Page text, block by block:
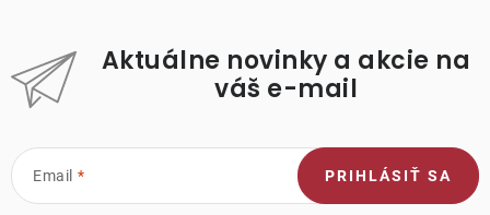
Aktuálne novinky a akcie na
váš e-mail
Email PRIHLÁSIŤ SA